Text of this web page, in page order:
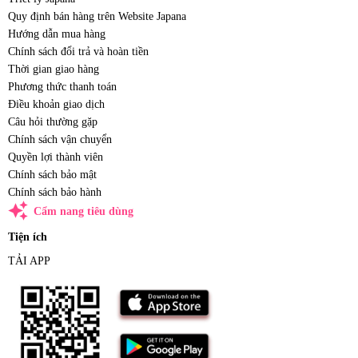
Quy định bán hàng trên Website Japana
Hướng dẫn mua hàng
Chính sách đổi trả và hoàn tiền
Thời gian giao hàng
Phương thức thanh toán
Điều khoản giao dịch
Câu hỏi thường gặp
Chính sách vận chuyển
Quyền lợi thành viên
Chính sách bảo mật
Chính sách bảo hành
auto_awesome Cẩm nang tiêu dùng
Tiện ích
TẢI APP